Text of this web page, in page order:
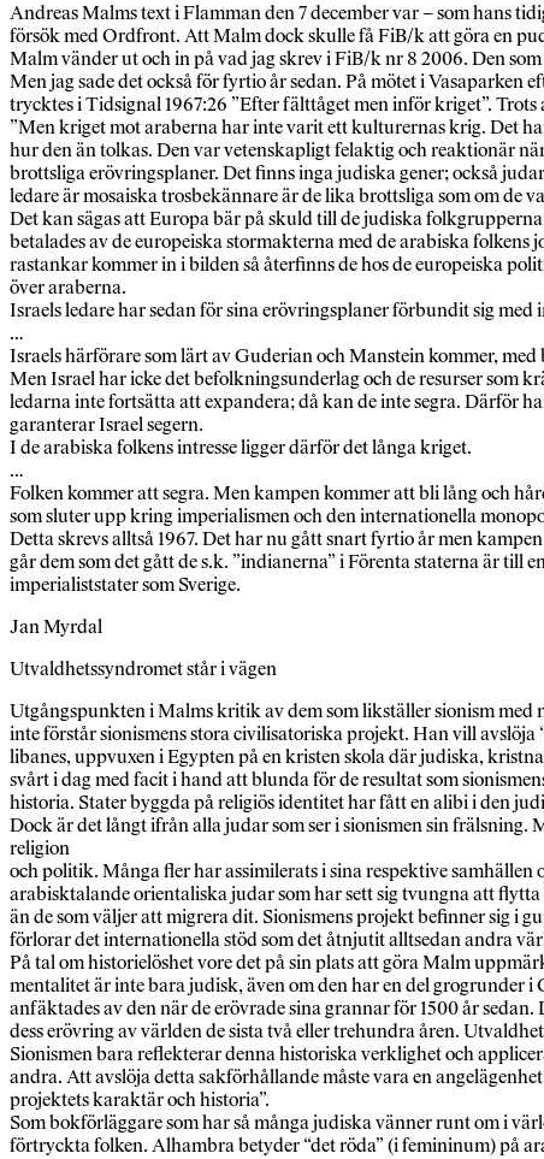
Andreas Malms text i Flamman den 7 december var – som hans
försök med Ordfront. Att Malm dock skulle få FiB/k att göra en
Malm vänder ut och in på vad jag skrev i FiB/k nr 8 2006. Den
Men jag sade det också för fyrtio år sedan. På mötet i Vasaparken
trycktes i Tidsignal 1967:26 ”Efter fälttåget men inför kriget”.
”Men kriget mot araberna har inte varit ett kulturernas krig. Det
hur den än tolkas. Den var vetenskapligt felaktig och reaktionär
brottsliga erövringsplaner. Det finns inga judiska gener; också
ledare är mosaiska trosbekännare är de lika brottsliga som om
Det kan sägas att Europa bär på skuld till de judiska
betalades av de europeiska stormakterna med de arabiska
rastankar kommer in i bilden så återfinns de hos de europeiska
över araberna.
Israels ledare har sedan för sina erövringsplaner förbundit sig
…
Israels härförare som lärt av Guderian och Manstein kommer,
Men Israel har icke det befolkningsunderlag och de resurser som
ledarna inte fortsätta att expandera; då kan de inte segra. Därför
garanterar Israel segern.
I de arabiska folkens intresse ligger därför det långa kriget.
…
Folken kommer att segra. Men kampen kommer att bli lång och
som sluter upp kring imperialismen och den internationella
Detta skrevs alltså 1967. Det har nu gått snart fyrtio år men
går dem som det gått de s.k. ”indianerna” i Förenta staterna är till
imperialiststater som Sverige.
Jan Myrdal
Utvaldhetssyndromet står i vägen
Utgångspunkten i Malms kritik av dem som likställer sionism
inte förstår sionismens stora civilisatoriska projekt. Han vill
libanes, uppvuxen i Egypten på en kristen skola där judiska,
svårt i dag med facit i hand att blunda för de resultat som
historia. Stater byggda på religiös identitet har fått en alibi i den
Dock är det långt ifrån alla judar som ser i sionismen sin
religion
och politik. Många fler har assimilerats i sina respektive
arabisktalande orientaliska judar som har sett sig tvungna att
än de som väljer att migrera dit. Sionismens projekt befinner sig i
förlorar det internationella stöd som det åtnjutit alltsedan andra
På tal om historielöshet vore det på sin plats att göra Malm
mentalitet är inte bara judisk, även om den har en del grogrunder
anfäktades av den när de erövrade sina grannar för 1500 år
dess erövring av världen de sista två eller trehundra åren.
Sionismen bara reflekterar denna historiska verklighet och
andra. Att avslöja detta sakförhållande måste vara en
projektets karaktär och historia”.
Som bokförläggare som har så många judiska vänner runt om i
förtryckta folken. Alhambra betyder “det röda” (i femininum) på